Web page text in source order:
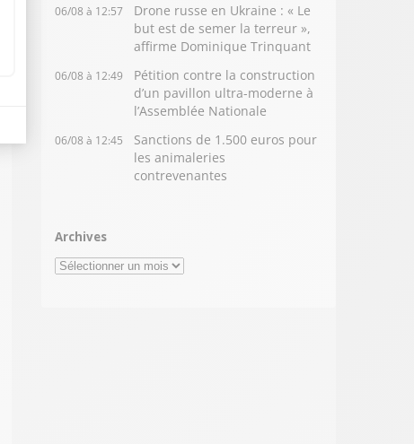
06/08 à 12:57
Drone russe en Ukraine : « Le
but est de semer la terreur »,
affirme Dominique Trinquant
06/08 à 12:49
Pétition contre la construction
d’un pavillon ultra-moderne à
l’Assemblée Nationale
06/08 à 12:45
Sanctions de 1.500 euros pour
les animaleries
contrevenantes
Archives
Archives